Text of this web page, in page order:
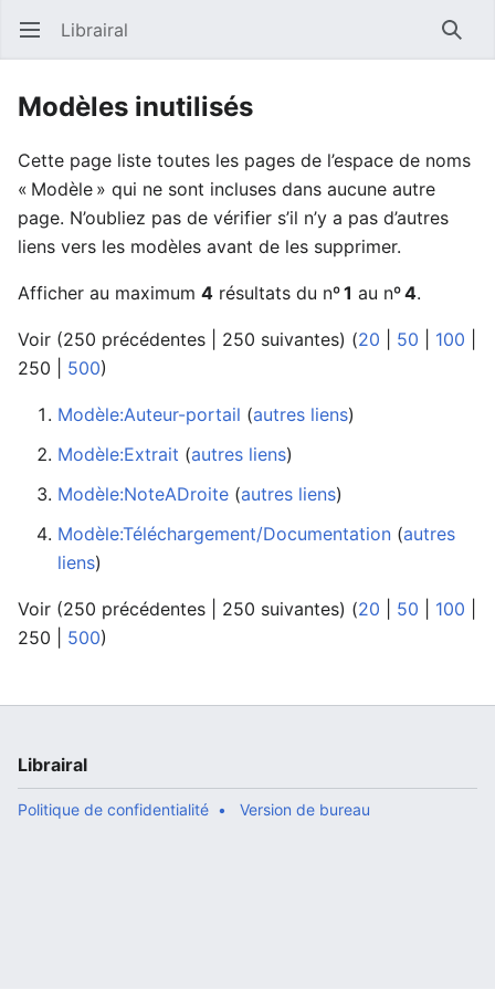
Ouvrir le menu principal Librairal
Modèles inutilisés
Cette page liste toutes les pages de l’espace de noms
« Modèle » qui ne sont incluses dans aucune autre
page. N’oubliez pas de vérifier s’il n’y a pas d’autres
liens vers les modèles avant de les supprimer.
Afficher au maximum 4 résultats du nº1 au nº4.
Voir (250 précédentes 250 suivantes) (20 50 100
250
500)
Modèle:Auteur-portail ‏‎ (autres liens)
Modèle:Extrait ‏‎ (autres liens)
Modèle:NoteADroite ‏‎ (autres liens)
Modèle:Téléchargement/Documentation ‏‎ (autres
liens)
Voir (250 précédentes 250 suivantes) (20 50 100
250
500)
Librairal
Politique de confidentialité Version de bureau